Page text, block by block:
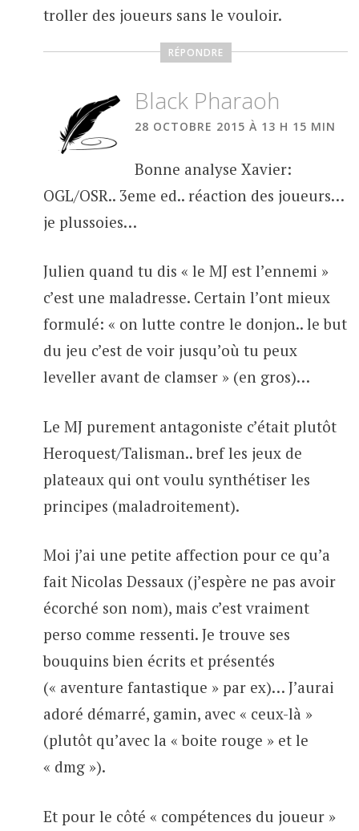
troller des joueurs sans le vouloir.
RÉPONDRE
Black Pharaoh
28 OCTOBRE 2015 À 13 H 15 MIN
Bonne analyse Xavier:
OGL/OSR.. 3eme ed.. réaction des joueurs…
je plussoies…
Julien quand tu dis « le MJ est l’ennemi »
c’est une maladresse. Certain l’ont mieux
formulé: « on lutte contre le donjon.. le but
du jeu c’est de voir jusqu’où tu peux
leveller avant de clamser » (en gros)…
Le MJ purement antagoniste c’était plutôt
Heroquest/Talisman.. bref les jeux de
plateaux qui ont voulu synthétiser les
principes (maladroitement).
Moi j’ai une petite affection pour ce qu’a
fait Nicolas Dessaux (j’espère ne pas avoir
écorché son nom), mais c’est vraiment
perso comme ressenti. Je trouve ses
bouquins bien écrits et présentés
(« aventure fantastique » par ex)… J’aurai
adoré démarré, gamin, avec « ceux-là »
(plutôt qu’avec la « boite rouge » et le
« dmg »).
Et pour le côté « compétences du joueur »